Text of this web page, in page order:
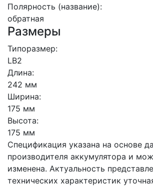
Полярность (название):
обратная
Размеры
Типоразмер:
LB2
Длина:
242 мм
Ширина:
175 мм
Высота:
175 мм
Спецификация указана на основе
производителя аккумулятора и
изменена. Актуальность
технических характеристик